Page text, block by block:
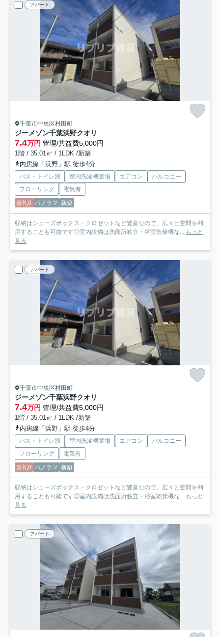
アパート
千葉市中央区村田町
ジーメゾン千葉浜野クオリ
7.4万円 管理/共益費5,000円
1階 / 35.01㎡ / 1LDK /新築
内房線「浜野」駅 徒歩4分
バス・トイレ別 室内洗濯機置場 エアコン
バルコニー
フローリング
電気有
敷礼0 パノラマ 新築
収納はシューズボックス・クロゼットなど豊富なので、広々と空間を利
用することも可能です◎室内設備は洗面所独立・浴室乾燥機な...
もっと
見る
アパート
千葉市中央区村田町
ジーメゾン千葉浜野クオリ
7.4万円 管理/共益費5,000円
1階 / 35.01㎡ / 1LDK /新築
内房線「浜野」駅 徒歩4分
バス・トイレ別 室内洗濯機置場 エアコン
バルコニー
フローリング
電気有
敷礼0 パノラマ 新築
収納はシューズボックス・クロゼットなど豊富なので、広々と空間を利
用することも可能です◎室内設備は洗面所独立・浴室乾燥機な...
もっと
見る
アパート